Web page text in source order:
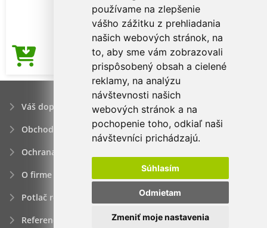
používame na zlepšenie
vášho zážitku z prehliadania
našich webových stránok, na
to, aby sme vám zobrazovali
prispôsobený obsah a cielené
reklamy, na analýzu
návštevnosti našich
webových stránok a na
pochopenie toho, odkiaľ naši
návštevníci prichádzajú.
Súhlasím
Odmietam
Zmeniť moje nastavenia
Cena od 3,17€
Váš dopyt
Obchodné podmienky
Ochrana osobných údajov
O firme
Potlač reklamných predmetov
Referencie